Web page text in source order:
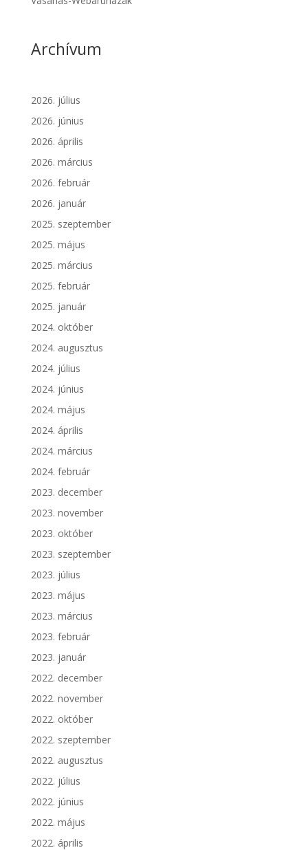
Archívum
2026. július
2026. június
2026. április
2026. március
2026. február
2026. január
2025. szeptember
2025. május
2025. március
2025. február
2025. január
2024. október
2024. augusztus
2024. július
2024. június
2024. május
2024. április
2024. március
2024. február
2023. december
2023. november
2023. október
2023. szeptember
2023. július
2023. május
2023. március
2023. február
2023. január
2022. december
2022. november
2022. október
2022. szeptember
2022. augusztus
2022. július
2022. június
2022. május
2022. április